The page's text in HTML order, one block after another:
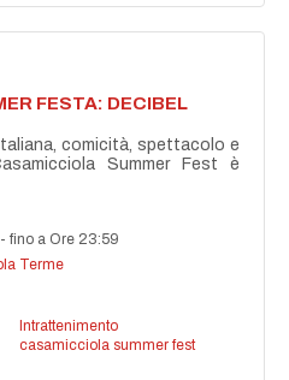
FESTA: DECIBEL
comicità, spettacolo e
Summer Fest è
-fino a Ore 23:59
Terme
Intrattenimento
casamicciola summer fest